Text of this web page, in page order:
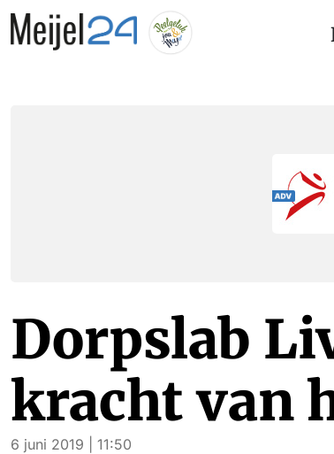
Dorpslab
kracht van
6 juni 2019 | 11:50